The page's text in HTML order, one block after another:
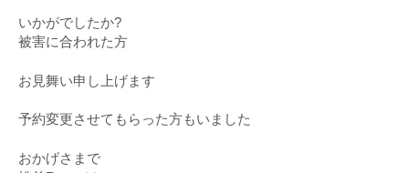
いかがでしたか?
被害に合われた方
お見舞い申し上げます
予約変更させてもらった方もいました
おかげさまで